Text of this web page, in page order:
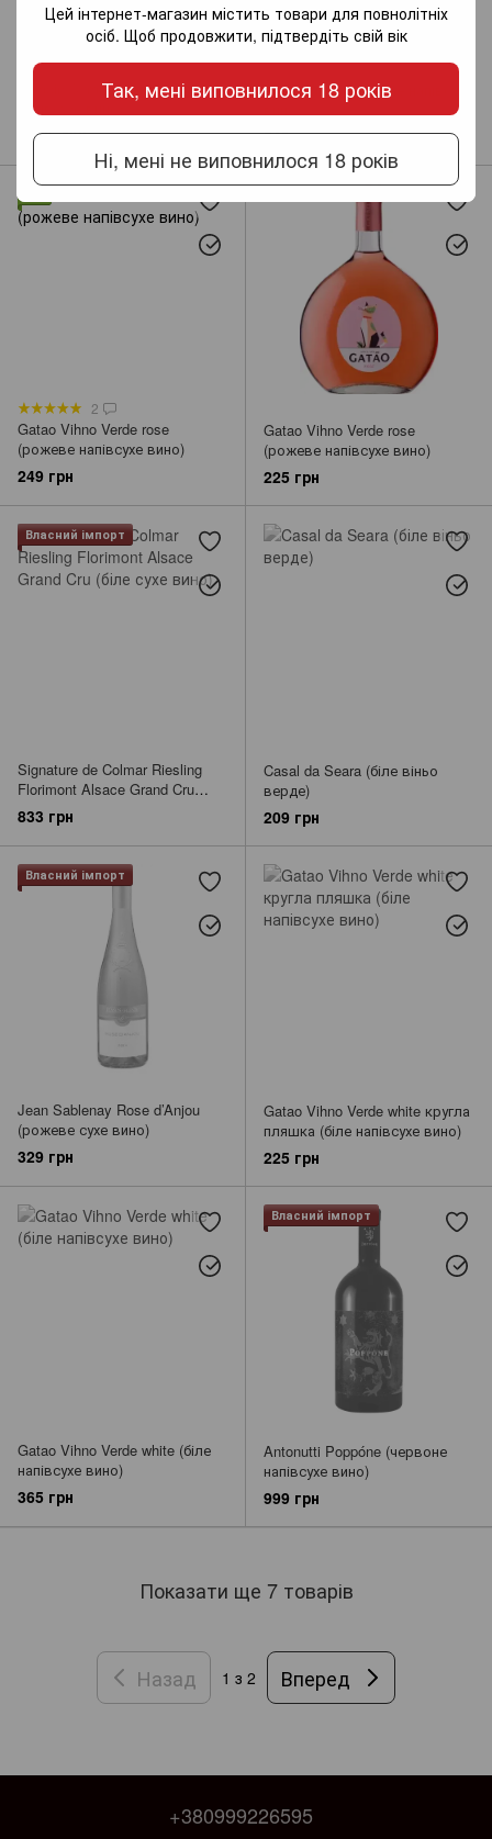
Цей інтернет-магазин містить товари для повнолітніх
осіб. Щоб продовжити, підтвердіть свій вік
Так, мені виповнилося 18 років
Ні, мені не виповнилося 18 років
Paladin Syrah (червоне
напівсухе вино)
1 175 грн
Gatao Tinto (червоне напівсухе
249 грн
2
Gatao Vihno Verde rose
(рожеве напівсухе вино)
249 грн
Gatao Vihno Verde rose
(рожеве напівсухе вино)
225 грн
Власний імпорт
Signature de Colmar Riesling
Florimont Alsace Grand Cru
(біле сухе вино)
833 грн
Casal da Seara (біле віньо
верде)
209 грн
Власний імпорт
Jean Sablenay Rose d’Anjou
(рожеве сухе вино)
329 грн
Gatao Vihno Verde white кругла
пляшка (біле напівсухе вино)
225 грн
Gatao Vihno Verde white (біле
напівсухе вино)
365 грн
Власний імпорт
Antonutti Poppóne (червоне
напівсухе вино)
999 грн
Показати ще 7 товарів
Назад 1 з 2 Вперед
+380999226595